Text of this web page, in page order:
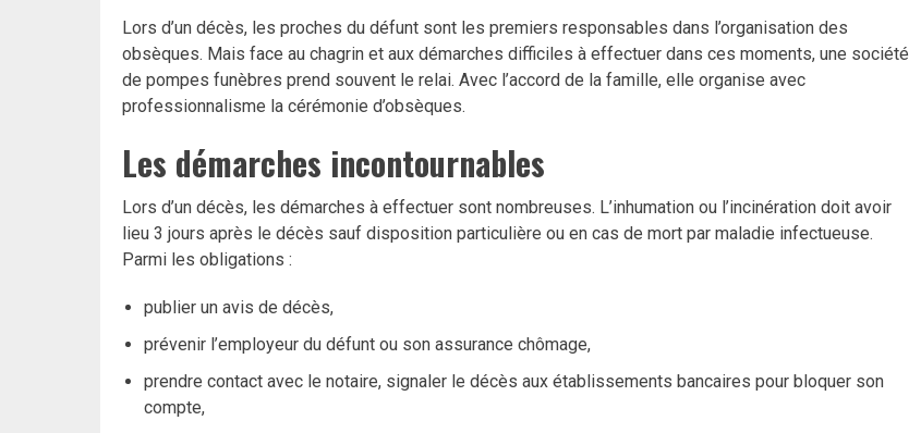
Lors d’un décès, les proches du défunt sont les premiers responsables dans l’organisation des
obsèques. Mais face au chagrin et aux démarches difficiles à effectuer dans ces moments, une société
de pompes funèbres prend souvent le relai. Avec l’accord de la famille, elle organise avec
professionnalisme la cérémonie d’obsèques.
Les démarches incontournables
Lors d’un décès, les démarches à effectuer sont nombreuses. L’inhumation ou l’incinération doit avoir
lieu 3 jours après le décès sauf disposition particulière ou en cas de mort par maladie infectueuse.
Parmi les obligations :
publier un avis de décès,
prévenir l’employeur du défunt ou son assurance chômage,
prendre contact avec le notaire, signaler le décès aux établissements bancaires pour bloquer son
compte,